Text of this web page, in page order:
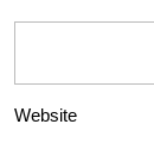
Website